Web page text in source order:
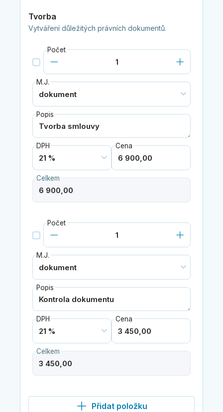
Tvorba
Vytváření důležitých právních dokumentů.
Počet
M.J.
Popis
DPH Cena
Celkem
Počet
M.J.
Popis
DPH Cena
Celkem
Přidat položku